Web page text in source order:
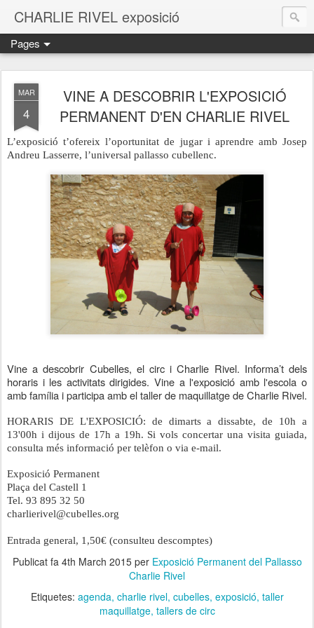
CHARLIE RIVEL exposició
Pages
MAR
4
VINE A DESCOBRIR L'EXPOSICIÓ
PERMANENT D'EN CHARLIE RIVEL
L’exposició t’ofereix l’oportunitat de jugar i aprendre amb Josep
Andreu Lasserre, l’universal pallasso cubellenc.
Vine a descobrir Cubelles, el circ i Charlie Rivel. Informa’t dels
horaris i les activitats dirigides. Vine a l'exposició amb l'escola o
ambfamíliai participa amb el taller de maquillatge de Charlie Rivel.
HORARIS DE L'EXPOSICIÓ:
de dimarts a dissabte, de 10h a
13'00h i dijous de 17h a 19h. Si vols concertar una visita guiada,
consulta més informació per telèfon o via e-mail.
Exposició Permanent
Plaça del Castell 1
Tel. 93 895 32 50
charlierivel@cubelles.org
Entrada general, 1,50€ (consulteu descomptes)
Publicat fa 4th March 2015per Exposició Permanent del Pallasso
Charlie Rivel
Etiquetes: agenda charlie rivel cubelles exposició taller
maquillatge tallers de circ